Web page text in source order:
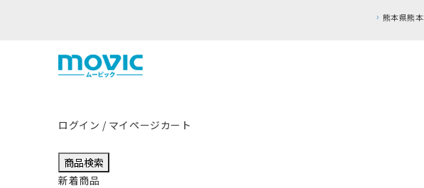
熊本県熊
ログイン / マイページカート
商品検索
新着商品